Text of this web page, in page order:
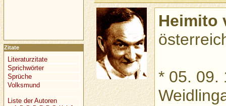
Heimito
* 05. 09.
Zitate
Literaturzitate
Sprichwörter
Sprüche
Volksmund
Liste der Autoren